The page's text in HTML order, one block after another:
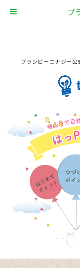
プランビーエナジー公
プ